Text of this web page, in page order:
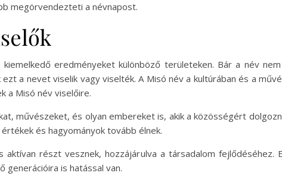
megörvendezteti a névnapost.
eredményeket különböző területeken. Bár a név
a nevet viselik vagy viselték. A Misó név a kultúrában és a
a Misó név viselőire.
művészeket, és olyan embereket is, akik a közösségért
és hagyományok tovább élnek.
részt vesznek, hozzájárulva a társadalom fejlődéséhez.
generációira is hatással van.